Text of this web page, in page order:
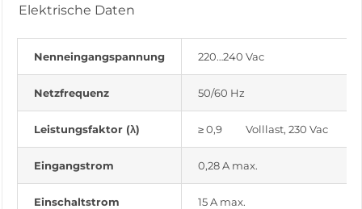
Elektrische Daten
Nenneingangspannung 220…240 Vac
Netzfrequenz 50/60 Hz
Leistungsfaktor (λ) ≥ 0,9 Volllast, 230 Vac
Eingangstrom 0,28 A max.
Einschaltstrom 15 A max.